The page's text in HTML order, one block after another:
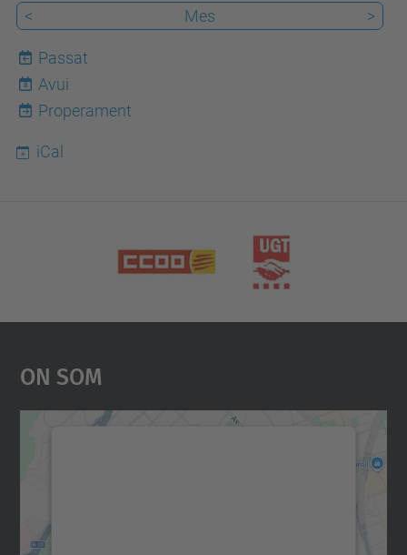
<
Mes >
Passat
8
Avui
Properament
iCal
On Som